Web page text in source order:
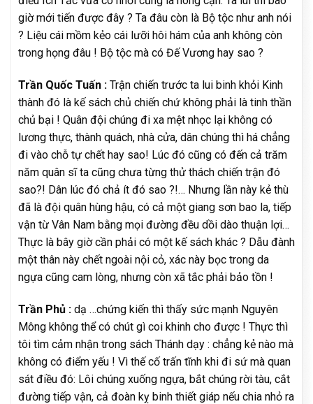
giờ mới tiến được đây ? Ta đâu còn là Bộ tộc như anh nói
? Liệu cái mồm kẻo cái lưỡi hôi hám của anh không còn
trong họng đâu ! Bộ tộc mà có Đế Vương hay sao ?
Trần Quốc Tuấn : Trận chiến trước ta lui binh khỏi Kinh
thành đó là kế sách chủ chiến chứ không phải là tinh thần
chủ bại ! Quân đội chúng đi xa mệt nhọc lại không có
lương thực, thành quách, nhà cửa, dân chúng thì há chẳng
đi vào chỗ tự chết hay sao! Lúc đó cũng có đến cả trăm
năm quân sĩ ta cũng chưa từng thử thách chiến trận đó
sao?! Dân lúc đó chả ít đó sao ?!… Nhưng lần này kẻ thù
đã là đội quân hùng hậu, có cả một giang sơn bao la, tiếp
vận từ Vân Nam bằng mọi đường đều dồi dào thuận lợi…
Thực là bây giờ cần phải có một kế sách khác ? Dẫu đành
một thân này chết ngoài nội cỏ, xác này bọc trong da
ngựa cũng cam lòng, nhưng còn xã tắc phải bảo tồn !
Trần Phủ : dạ …chứng kiến thì thấy sức mạnh Nguyên
Mông không thể có chút gì coi khinh cho được ! Thực thì
tôi tìm cảm nhận trong sách Thánh dạy : chẳng kẻ nào mà
không có điểm yếu ! Vì thế cố trấn tĩnh khi đi sứ mà quan
sát điều đó: Lôi chúng xuống ngựa, bắt chúng rời tàu, cắt
đường tiếp vận, cả đoàn kỵ binh thiết giáp nếu chia nhỏ ra